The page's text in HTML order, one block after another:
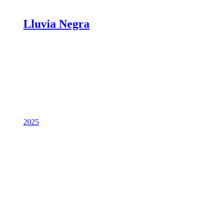
Lluvia Negra
2025